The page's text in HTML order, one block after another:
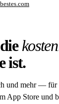
ist.
und mehr — für
App Store und